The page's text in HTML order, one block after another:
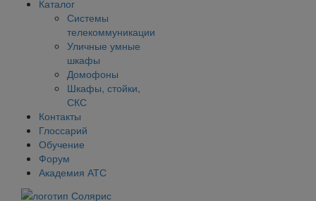
Каталог
Системы
телекоммуникации
Уличные умные
шкафы
Домофоны
Шкафы, стойки,
СКС
Контакты
Глоссарий
Обучение
Форум
Академия АТС